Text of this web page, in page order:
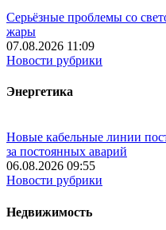
Серьёзные проблемы со
жары
07.08.2026 11:09
Новости рубрики
Энергетика
Новые кабельные линии
за постоянных аварий
06.08.2026 09:55
Новости рубрики
Недвижимость